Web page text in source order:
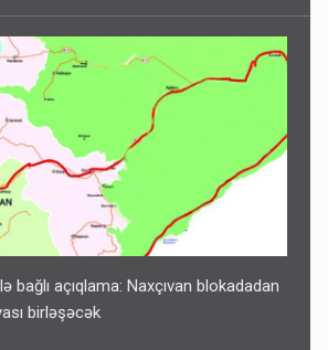
bağlı açıqlama: Naxçıvan blokadadan
birləşəcək